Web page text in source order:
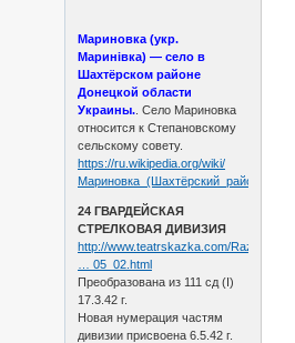
Мариновка (укр.
Маринівка) — село в
Шахтёрском районе
Донецкой области
Украины. . Село Мариновка
относится к Степановскому
сельскому совету.
https://ru.wikipedia.org/wiki/
Мариновка_(Шахтёрский_район)
24 ГВАРДЕЙСКАЯ
СТРЕЛКОВАЯ ДИВИЗИЯ
http://www.teatrskazka.com/Raznoe/
… 05_02.html
Преобразована из 111 сд (I)
17.3.42 г.
Новая нумерация частям
дивизии присвоена 6.5.42 г.